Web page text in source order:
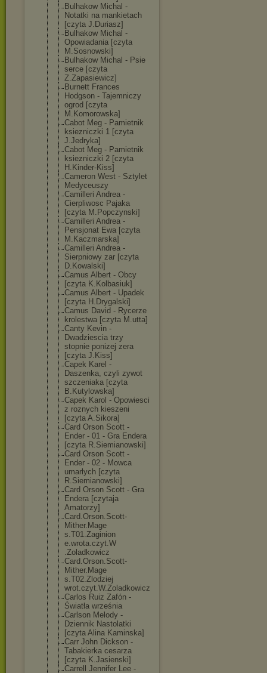
Bulhakow Michal -
Notatki na mankietach
[czyta J.Duriasz]
Bulhakow Michal -
Opowiadania [czyta
M.Sosnowski]
Bulhakow Michal - Psie
serce [czyta
Z.Zapasiewicz]
Burnett Frances
Hodgson - Tajemniczy
ogrod [czyta
M.Komorowska]
Cabot Meg - Pamietnik
ksiezniczki 1 [czyta
J.Jedryka]
Cabot Meg - Pamietnik
ksiezniczki 2 [czyta
H.Kinder-Kiss]
Cameron West - Sztylet
Medyceuszy
Camilleri Andrea -
Cierpliwosc Pajaka
[czyta M.Popczynski]
Camilleri Andrea -
Pensjonat Ewa [czyta
M.Kaczmarska]
Camilleri Andrea -
Sierpniowy zar [czyta
D.Kowalski]
Camus Albert - Obcy
[czyta K.Kolbasiuk]
Camus Albert - Upadek
[czyta H.Drygalski]
Camus David - Rycerze
krolestwa [czyta M.utta]
Canty Kevin -
Dwadziescia trzy
stopnie ponizej zera
[czyta J.Kiss]
Capek Karel -
Daszenka, czyli zywot
szczeniaka [czyta
B.Kutylowska]
Capek Karol - Opowiesci
z roznych kieszeni
[czyta A.Sikora]
Card Orson Scott -
Ender - 01 - Gra Endera
[czyta R.Siemianowski]
Card Orson Scott -
Ender - 02 - Mowca
umarlych [czyta
R.Siemianowski]
Card Orson Scott - Gra
Endera [czytaja
Amatorzy]
Card.Orson.Scott-
Mither.Mage
s.T01.Zaginion
e.wrota.czyt.W
.Zoladkowicz
Card.Orson.Scott-
Mither.Mage
s.T02.Zlodziej
wrot.czyt.W.Zo ladkowicz
Carlos Ruiz Zafón -
Światła września
Carlson Melody -
Dziennik Nastolatki
[czyta Alina Kaminska]
Carr John Dickson -
Tabakierka cesarza
[czyta K.Jasienski]
Carrell Jennifer Lee -